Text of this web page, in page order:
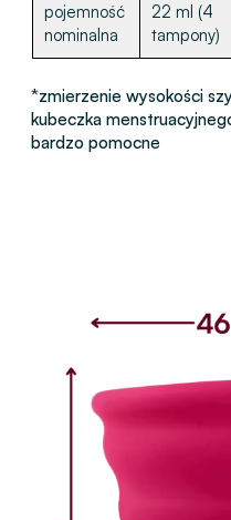
pojemność
nominalna
22 ml (4
tampony)
*zmierzenie wysokości
kubeczka
bardzo pomocne